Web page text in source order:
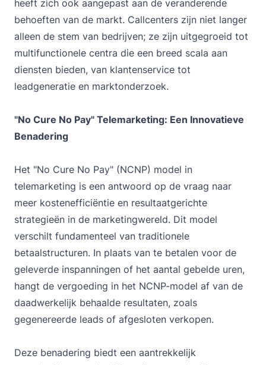
heeft zich ook aangepast aan de veranderende
behoeften van de markt. Callcenters zijn niet langer
alleen de stem van bedrijven; ze zijn uitgegroeid tot
multifunctionele centra die een breed scala aan
diensten bieden, van klantenservice tot
leadgeneratie en marktonderzoek.
"No Cure No Pay" Telemarketing: Een Innovatieve
Benadering
Het "No Cure No Pay" (NCNP) model in
telemarketing is een antwoord op de vraag naar
meer kostenefficiëntie en resultaatgerichte
strategieën in de marketingwereld. Dit model
verschilt fundamenteel van traditionele
betaalstructuren. In plaats van te betalen voor de
geleverde inspanningen of het aantal gebelde uren,
hangt de vergoeding in het NCNP-model af van de
daadwerkelijk behaalde resultaten, zoals
gegenereerde leads of afgesloten verkopen.
Deze benadering biedt een aantrekkelijk